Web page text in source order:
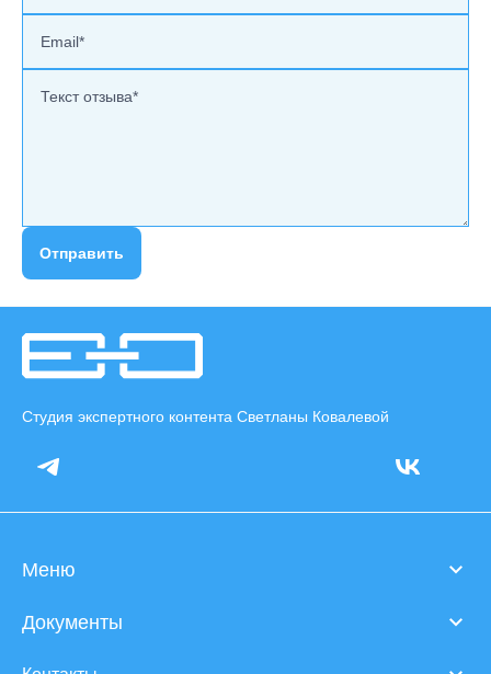
Отправить
Студия экспертного контента Светланы Ковалевой
Меню
Документы